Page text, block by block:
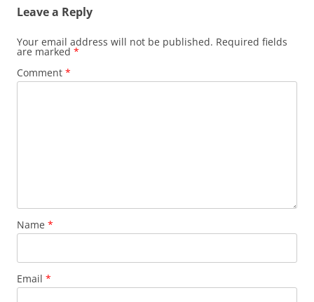
Leave a Reply
Your email address will not be published. Required fields
are marked *
Comment *
Name *
Email *